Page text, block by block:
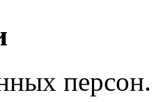
персон.